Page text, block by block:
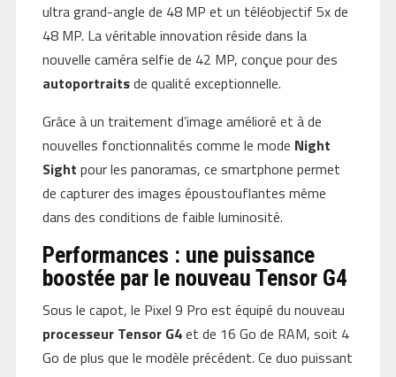
ultra grand-angle de 48 MP et un téléobjectif 5x de
48 MP. La véritable innovation réside dans la
nouvelle caméra selfie de 42 MP, conçue pour des
autoportraitsde qualité exceptionnelle.
Grâce à un traitement d’image amélioré et à de
nouvelles fonctionnalités comme le mode Night
Sight pour les panoramas, ce smartphone permet
de capturer des images époustouflantes même
dans des conditions de faible luminosité.
Performances : une puissance
boostée par le nouveau Tensor G4
Sous le capot, le Pixel 9 Pro est équipé du nouveau
processeur Tensor G4et de 16 Go de RAM, soit 4
Go de plus que le modèle précédent. Ce duo puissant